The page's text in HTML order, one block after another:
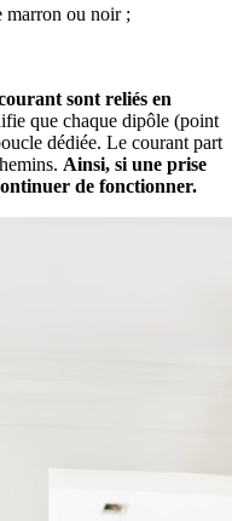
marron ou noir ;
sont reliés en
que chaque dipôle (point
dédiée. Le courant part
Ainsi, si une prise
de fonctionner.